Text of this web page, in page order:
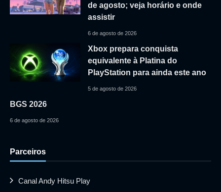
de agosto; veja horário e onde
assistir
6 de agosto de 2026
Xbox prepara conquista
equivalente à Platina do
PlayStation para ainda este ano
5 de agosto de 2026
BGS 2026
6 de agosto de 2026
Parceiros
Canal Andy Hitsu Play